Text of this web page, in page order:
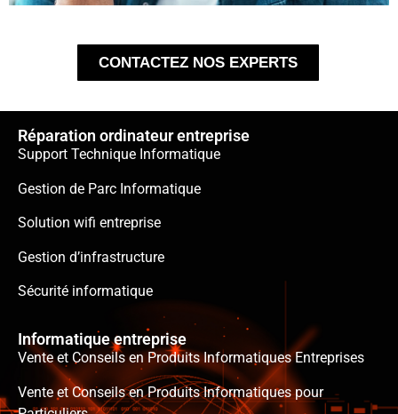
CONTACTEZ NOS EXPERTS
Réparation ordinateur entreprise
Support Technique Informatique
Gestion de Parc Informatique
Solution wifi entreprise
Gestion d’infrastructure
Sécurité informatique
Informatique entreprise
Vente et Conseils en Produits Informatiques Entreprises
Vente et Conseils en Produits Informatiques pour